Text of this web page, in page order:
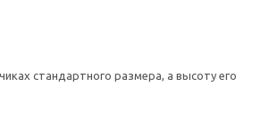
стандартного размера, а высоту его